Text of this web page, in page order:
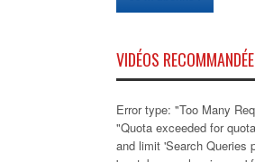
VIDÉOS
Error type: "Too Many
"Quota exceeded for
and limit 'Search Queries